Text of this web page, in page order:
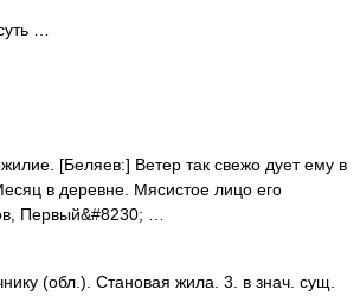
…
[Беляев:] Ветер так свежо дует ему в
в деревне. Мясистое лицо его
Первый&#8230; …
(обл.). Становая жила. 3. в знач. сущ.